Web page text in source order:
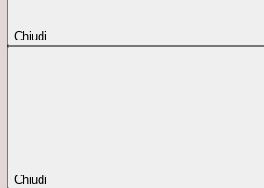
Chiudi
Chiudi